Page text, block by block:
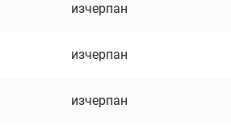
изчерпан
изчерпан
изчерпан